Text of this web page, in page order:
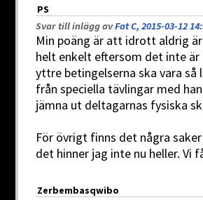
PS
Svar till inlägg avFat C, 2015-03-12
Min poäng är att idrott aldrig
helt enkelt eftersom det inte
yttre betingelserna ska vara
från speciella tävlingar med
jämna ut deltagarnas fysiska
För övrigt finns det några
det hinner jag inte nu heller. Vi
Zerbembasqwibo